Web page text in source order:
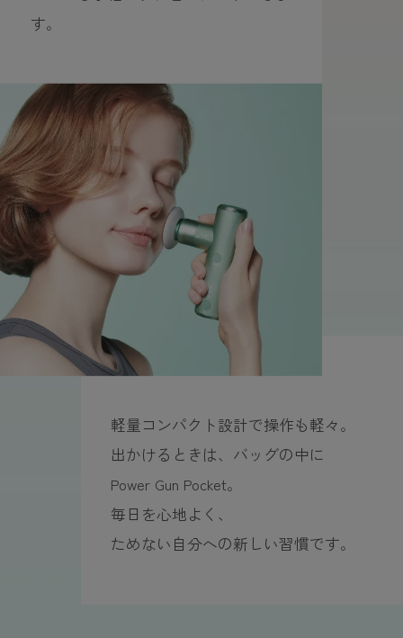
す。
軽量コンパクト設計で操作も軽々。
出かけるときは、バッグの中に
Power Gun Pocket。
毎日を心地よく、
ためない自分への新しい習慣です。